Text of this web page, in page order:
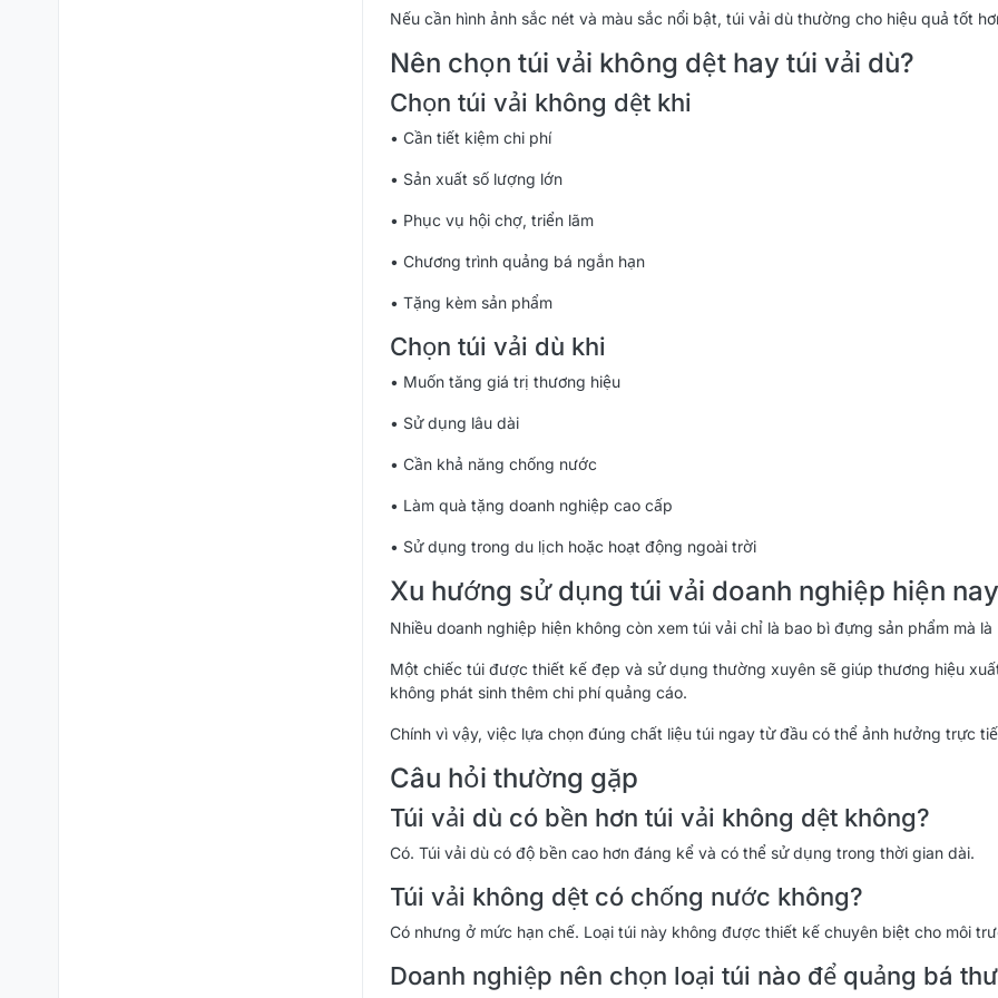
Nếu cần hình ảnh sắc nét và màu sắc nổi bật, túi vải dù thường cho hiệu quả tốt
Nên chọn túi vải không dệt hay túi vải dù?
Chọn túi vải không dệt khi
• Cần tiết kiệm chi phí
• Sản xuất số lượng lớn
• Phục vụ hội chợ, triển lãm
• Chương trình quảng bá ngắn hạn
• Tặng kèm sản phẩm
Chọn túi vải dù khi
• Muốn tăng giá trị thương hiệu
• Sử dụng lâu dài
• Cần khả năng chống nước
• Làm quà tặng doanh nghiệp cao cấp
• Sử dụng trong du lịch hoặc hoạt động ngoài trời
Xu hướng sử dụng túi vải doanh nghiệp hiện nay
Nhiều doanh nghiệp hiện không còn xem túi vải chỉ là bao bì đựng sản phẩm mà
Một chiếc túi được thiết kế đẹp và sử dụng thường xuyên sẽ giúp thương hiệu
không phát sinh thêm chi phí quảng cáo.
Chính vì vậy, việc lựa chọn đúng chất liệu túi ngay từ đầu có thể ảnh hưởng trực
Câu hỏi thường gặp
Túi vải dù có bền hơn túi vải không dệt không?
Có. Túi vải dù có độ bền cao hơn đáng kể và có thể sử dụng trong thời gian dài.
Túi vải không dệt có chống nước không?
Có nhưng ở mức hạn chế. Loại túi này không được thiết kế chuyên biệt cho môi
Doanh nghiệp nên chọn loại túi nào để quảng bá